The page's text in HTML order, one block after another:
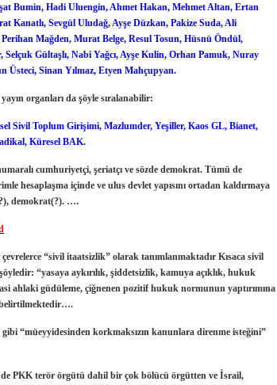
Bumin, Hadi Uluengin, Ahmet Hakan, Mehmet Altan, Ertan
Kanatlı, Sevgül Uludağ, Ayşe Düzkan, Pakize Suda, Ali
Mağden, Murat Belge, Resul Tosun, Hüsnü Öndül,
Selçuk Gültaşlı, Nabi Yağcı, Ayşe Kulin, Orhan Pamuk, Nuray
Üsteci, Sinan Yılmaz, Etyen Mahçupyan.
organları da şöyle sıralanabilir:
Sivil Toplum Girişimi, Mazlumder, Yeşiller, Kaos GL, Bianet,
Küresel BAK.
cumhuriyetçi, şeriatçı ve sözde demokrat. Tümü de
hesaplaşma içinde ve ulus devlet yapısını ortadan kaldırmaya
demokrat(?). ….
“sivil itaatsizlik” olarak tanımlanmaktadır Kısaca sivil
“yasaya aykırılık, şiddetsizlik, kamuya açıklık, hukuk
ahlaki güdüleme, çiğnenen pozitif hukuk normunun yaptırımına
“müeyyidesinden korkmaksızın kanunlara direnme isteğini”
PKK terör örgütü dahil bir çok bölücü örgütten ve İsrail,